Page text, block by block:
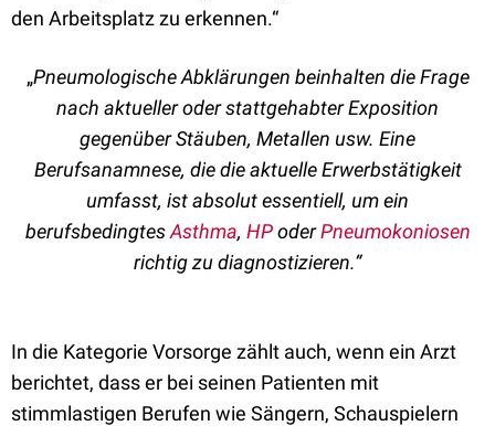
den Arbeitsplatz zu erkennen.“
„Pneumologische Abklärungen beinhalten die Frage
nach aktueller oder stattgehabter Exposition
gegenüber Stäuben, Metallen usw. Eine
Berufsanamnese, die die aktuelle Erwerbstätigkeit
umfasst, ist absolut essentiell, um ein
berufsbedingtesAsthma, HPoderPneumokoniosen
richtig zu diagnostizieren.“
In die Kategorie Vorsorge zählt auch, wenn ein Arzt
berichtet, dass er bei seinen Patienten mit
stimmlastigen Berufen wie Sängern, Schauspielern